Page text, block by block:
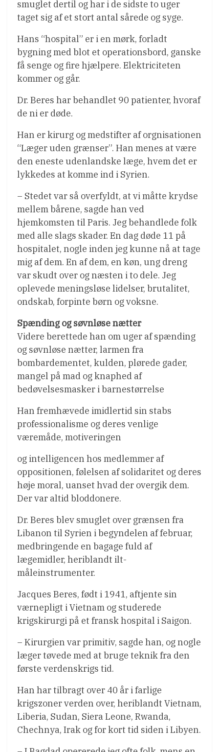
smuglet dertil og har i de sidste to uger
taget sig af et stort antal sårede og syge.
Hans “hospital” er i en mørk, forladt
bygning med blot et operationsbord, ganske
få senge og fire hjælpere. Elektriciteten
kommer og går.
Dr. Beres har behandlet 90 patienter, hvoraf
de ni er døde.
Han er kirurg og medstifter af orgnisationen
“Læger uden grænser”. Han menes at være
den eneste udenlandske læge, hvem det er
lykkedes at komme ind i Syrien.
– Stedet var så overfyldt, at vi måtte krydse
mellem bårene, sagde han ved
hjemkomsten til Paris. Jeg behandlede folk
med alle slags skader. En dag døde 11 på
hospitalet, nogle inden jeg kunne nå at tage
mig af dem. En af dem, en køn, ung dreng
var skudt over og næsten i to dele. Jeg
oplevede meningsløse lidelser, brutalitet,
ondskab, forpinte børn og voksne.
Spænding og søvnløse nætter
Videre berettede han om uger af spænding
og søvnløse nætter, larmen fra
bombardementet, kulden, plørede gader,
mangel på mad og knaphed af
bedøvelsesmasker i barnestørrelse
Han fremhævede imidlertid sin stabs
professionalisme og deres venlige
væremåde, motiveringen
og intelligencen hos medlemmer af
oppositionen, følelsen af solidaritet og deres
høje moral, uanset hvad der overgik dem.
Der var altid bloddonere.
Dr. Beres blev smuglet over grænsen fra
Libanon til Syrien i begyndelen af februar,
medbringende en bagage fuld af
lægemidler, heriblandt ilt-
måleinstrumenter.
Jacques Beres, født i 1941, aftjente sin
værnepligt i Vietnam og studerede
krigskirurgi på et fransk hospital i Saigon.
– Kirurgien var primitiv, sagde han, og nogle
læger tøvede med at bruge teknik fra den
første verdenskrigs tid.
Han har tilbragt over 40 år i farlige
krigszoner verden over, heriblandt Vietnam,
Liberia, Sudan, Siera Leone, Rwanda,
Chechnya, Irak og for kort tid siden i Libyen.